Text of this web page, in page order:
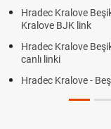
Hradec Kralove
Kralove BJK link
Hradec Kralove
canlı linki
Hradec Kralove -